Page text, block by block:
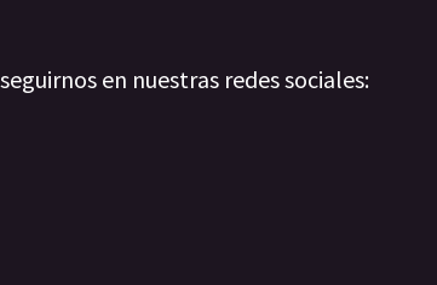
en nuestras redes sociales: